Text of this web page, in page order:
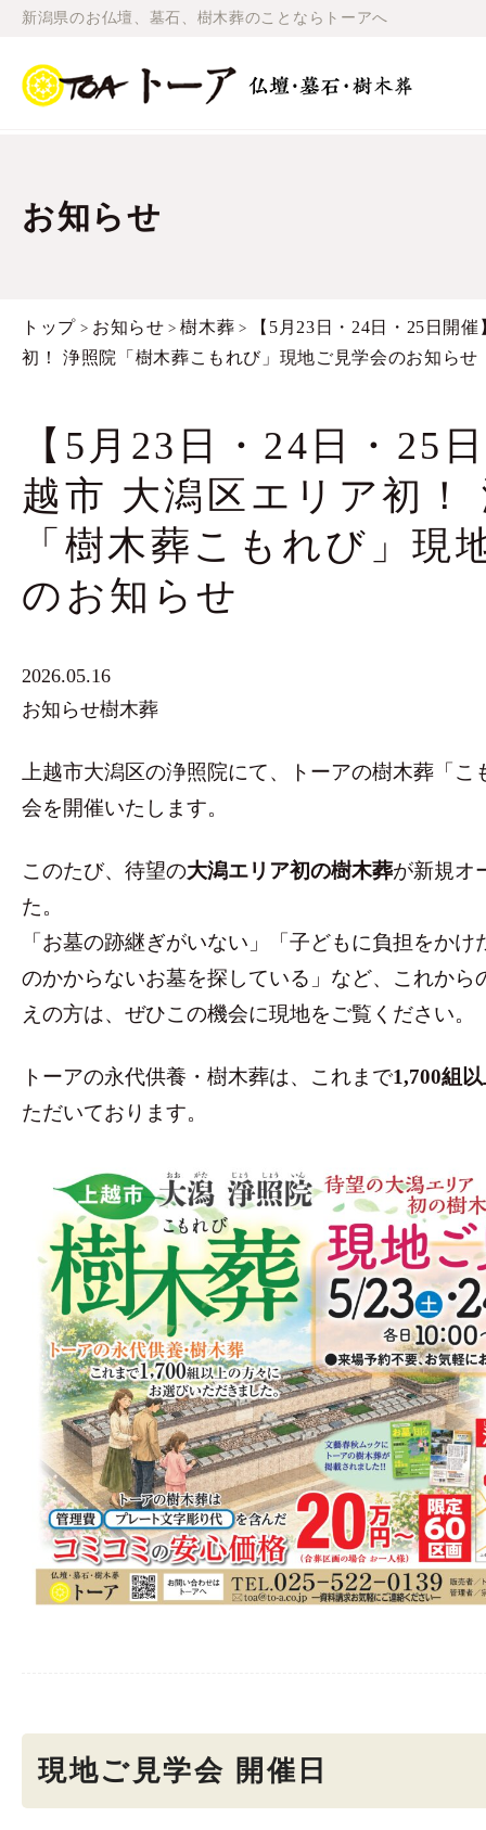
新潟県のお仏壇、墓石、樹木葬のことならトーアへ
お知らせ
トップ > お知らせ >樹木葬 >
【5月23日・24日・25日開
初！ 浄照院「樹木葬こもれび」現地ご見学会のお知らせ
【5月23日・24日・25
越市 大潟区エリア初！
「樹木葬こもれび」現
のお知らせ
2026.05.16
お知らせ樹木葬
上越市大潟区の浄照院にて、トーアの樹木葬「
会を開催いたします。
このたび、待望の大潟エリア初の樹木葬が新規オ
た。
「お墓の跡継ぎがいない」「子どもに負担をか
のかからないお墓を探している」など、これから
えの方は、ぜひこの機会に現地をご覧ください。
トーアの永代供養・樹木葬は、これまで1,700組
ただいております。
現地ご見学会 開催日